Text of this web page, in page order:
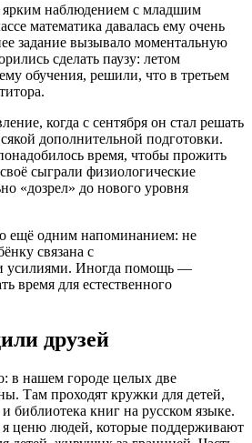
ярким наблюдением с младшим
математика давалась ему очень
задание вызывало моментальную
сделать паузу: летом
обучения, решили, что в третьем
когда с сентября он стал решать
дополнительной подготовки.
время, чтобы прожить
сыграли физиологические
«дозрел» до нового уровня
ещё одним напоминанием: не
связана с
усилиями. Иногда помощь —
время для естественного
друзей
в нашем городе целых две
Там проходят кружки для детей,
и библиотека книг на русском языке.
ценю людей, которые поддерживают